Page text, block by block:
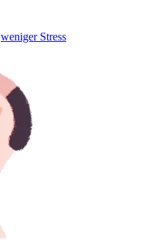
weniger Stress